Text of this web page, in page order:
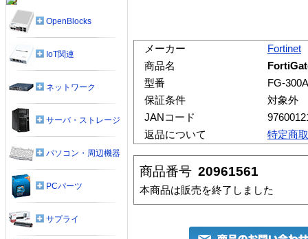
メーカー
Fortinet
商品名
型番
FG-
保証条件
対象外
JANコード
返品について
特定商
商品番号 20961561
本商品は販売を終了しました
OpenBlocks
IoT関連
ネットワーク
サーバ・ストレージ
パソコン・周辺機器
PCパーツ
サプライ